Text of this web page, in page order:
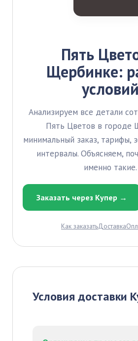
Пять
Щербинке:
условий
Анализируем все детали
Пять Цветов в городе
минимальный заказ, тарифы,
интервалы. Объясняем,
именно такие.
Заказать через Купер →
Как заказатьДоставка
Условия доставки